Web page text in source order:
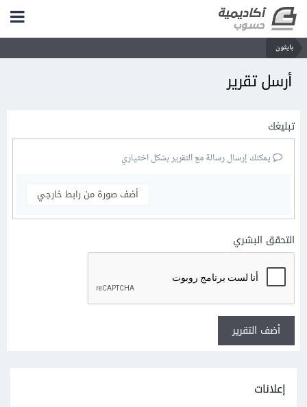
بايثون
أرسل تقرير
تبليغك
يمكنك إرسال رسالة مع التقرير بشكل اختياري
أضف صورة من رابط خارجي
التحقق البشري
أضف التقرير
إعلانات